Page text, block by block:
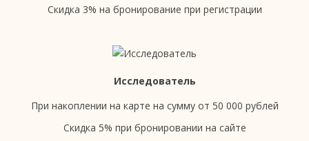
Скидка 3% на бронирование при регистрации
Исследователь
При накоплении на карте на сумму от 50 000 рублей
Скидка 5% при бронировании на сайте